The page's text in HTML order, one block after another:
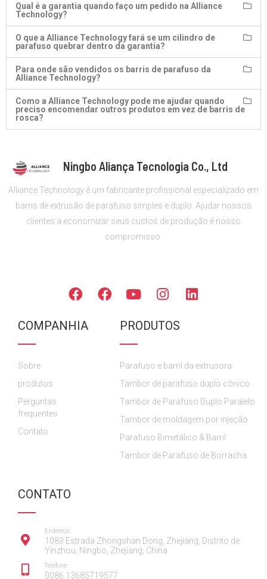
Qual é a garantia quando faço um pedido na Alliance
Technology?
O que a Alliance Technology fará se um cilindro de
parafuso quebrar dentro da garantia?
Para onde são vendidos os barris de parafuso da
Alliance Technology?
Como a Alliance Technology pode me ajudar quando
preciso encomendar outros produtos em vez de barris de
rosca?
Ningbo Aliança Tecnologia Co., Ltd
Alliance Technology é um fabricante profissional especializado em
barris de extrusão de parafuso simples e duplo. Ajudar nossos
clientes a economizar seus custos de produção é nosso
compromisso.
F
a
e
F
a
Y
o
T
u
e
I
n
t
r
a
m
L
i
i
n
COMPANHIA
Sobre
produtos
Perguntas
frequentes
Contato
PRODUTOS
Parafuso e barril da extrusora
Tambor de parafuso duplo cônico
Tambor de Parafuso Duplo Paralelo
Tambor de moldagem por injeção
Parafuso Bimetálico & Barril
Tambor de Parafuso de Borracha
CONTATO
Endereço:
1083 Estrada Zhongshan Dong, Zhejiang, Distrito de
Yinzhou, Ningbo, Zhejiang, China
Telefone:
0086 13685719577